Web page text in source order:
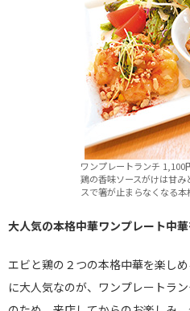
ワンプレートランチ
鶏の香味ソースがけは甘
スで箸が止まらなくなる本
大人気の本格中華ワンプレート中
エビと鶏の２つの本格中華を楽し
に大人気なのが、ワンプレートラ